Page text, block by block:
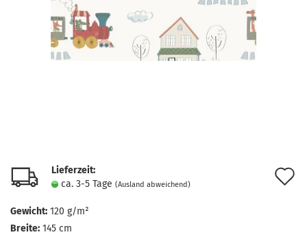
Lieferzeit:
ca. 3-5 Tage (Ausland abweichend)
Gewicht: 120 g/m²
Breite: 145 cm